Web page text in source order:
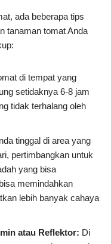
ada beberapa tips
tanaman tomat Anda
di tempat yang
setidaknya 6-8 jam
tidak terhalang oleh
tinggal di area yang
pertimbangkan untuk
yang bisa
memindahkan
lebih banyak cahaya
atau Reflektor: Di